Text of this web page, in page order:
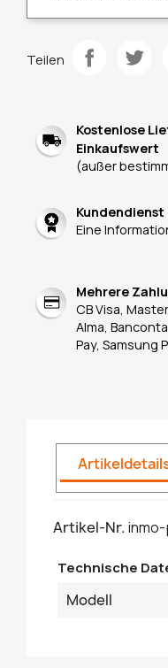
Teilen
Kostenlose
Einkaufswert
(außer
Kundendienst
Eine
Mehrere
CB Visa,
Alma,
Pay, Samsung
Artikel-Nr.
Technische
Modell